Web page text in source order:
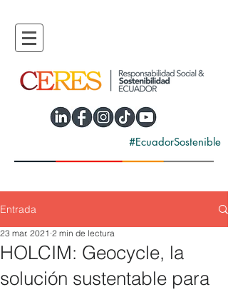
#EcuadorSostenible
Entrada
HOLCIM: Geocycle, la
solución sustentable para
23 mar. 2021 2 min de lectura